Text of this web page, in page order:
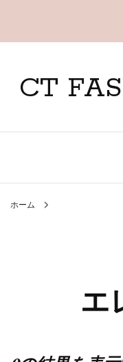
CT
ホーム
エ